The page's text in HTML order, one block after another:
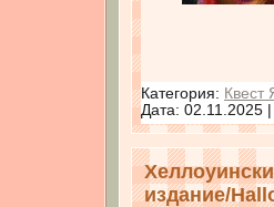
Категория: Квест
Дата: 02.11.2025
издание/